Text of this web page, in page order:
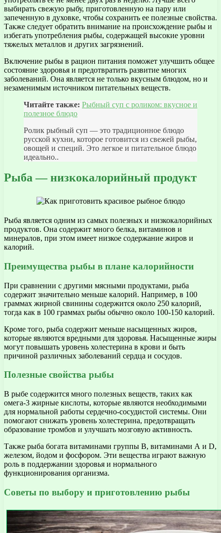
выбирать свежую рыбу, приготовленную на пару или
запеченную в духовке, чтобы сохранить ее полезные свойства.
Также следует обратить внимание на происхождение рыбы и
избегать употребления рыбы, содержащей высокие уровни
тяжелых металлов и других загрязнений.
Включение рыбы в рацион питания поможет улучшить общее
состояние здоровья и предотвратить развитие многих
заболеваний. Она является не только вкусным блюдом, но и
незаменимым источником питательных веществ.
Читайте также: Рыбный суп с роликом: вкусное и
полезное блюдо
Ролик рыбный суп — это традиционное блюдо
русской кухни, которое готовится из свежей рыбы,
овощей и специй. Это легкое и питательное блюдо
идеально..
Рыба — низкокалорийный продукт
Рыба является одним из самых полезных и низкокалорийных
продуктов. Она содержит много белка, витаминов и
минералов, при этом имеет низкое содержание жиров и
калорий.
Преимущества рыбы в плане калорийности
При сравнении с другими мясными продуктами, рыба
содержит значительно меньше калорий. Например, в 100
граммах жирной свинины содержится около 250 калорий,
тогда как в 100 граммах рыбы обычно около 100-150 калорий.
Кроме того, рыба содержит меньше насыщенных жиров,
которые являются вредными для здоровья. Насыщенные жиры
могут повышать уровень холестерина в крови и быть
причиной различных заболеваний сердца и сосудов.
Полезные свойства рыбы
В рыбе содержится много полезных веществ, таких как
омега-3 жирные кислоты, которые являются необходимыми
для нормальной работы сердечно-сосудистой системы. Они
помогают снижать уровень холестерина, предотвращать
образование тромбов и улучшать мозговую активность.
Также рыба богата витаминами группы В, витаминами А и D,
железом, йодом и фосфором. Эти вещества играют важную
роль в поддержании здоровья и нормального
функционирования организма.
Советы по выбору и приготовлению рыбы